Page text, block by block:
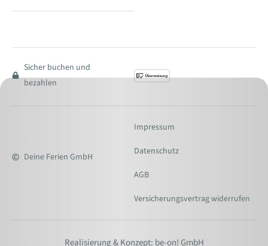
Sicher buchen und
bezahlen
Deine Ferien GmbH
Impressum
Datenschutz
AGB
Versicherungsvertrag widerrufen
Realisierung & Konzept: be-on! GmbH